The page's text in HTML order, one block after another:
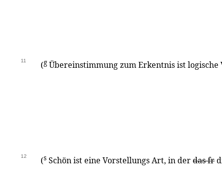
11 (g Übereinstimmung zum Erkentnis ist
12 (s Schön ist eine Vorstellungs Art, in derdas fr